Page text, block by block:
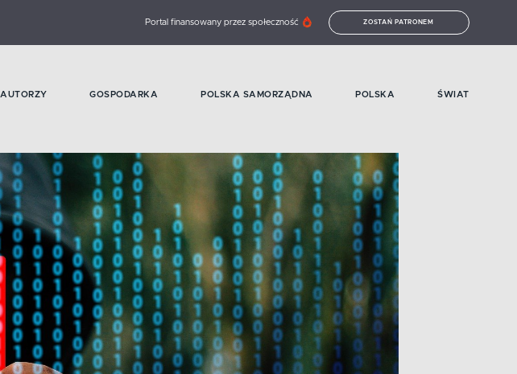
Portal finansowany przez społeczność ZOSTAŃ PATRONEM
AUTORZY GOSPODARKA POLSKA SAMORZĄDNA POLSKA ŚWIAT